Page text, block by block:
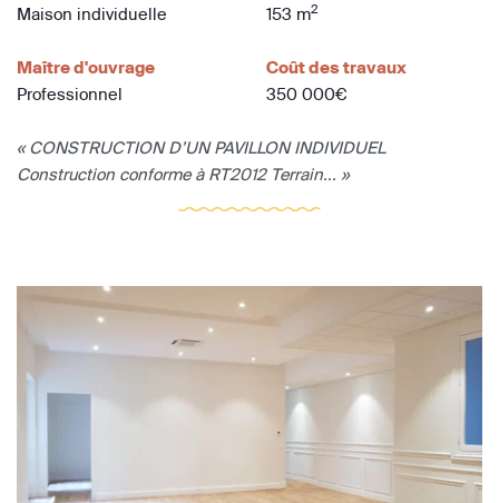
Maison individuelle
153 m2
Maître d'ouvrage
Professionnel
Coût des travaux
350 000€
« CONSTRUCTION D’UN PAVILLON INDIVIDUEL
Construction conforme à RT2012 Terrain... »